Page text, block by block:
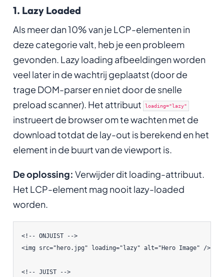
1. Lazy Loaded
Als meer dan 10% van je LCP-elementen in
deze categorie valt, heb je een probleem
gevonden. Lazy loading afbeeldingen worden
veel later in de wachtrij geplaatst (door de
trage DOM-parser en niet door de snelle
preload scanner). Het attribuut
loading="lazy"
instrueert de browser om tewachten met de
download totdat de lay-out is berekend en het
element in de buurt van de viewport is.
De oplossing: Verwijder dit loading-attribuut.
Het LCP-element mag nooit lazy-loaded
worden.
<!-- ONJUIST -->
<img src="hero.jpg" loading="lazy" alt="Hero Image" />
<!-- JUIST -->